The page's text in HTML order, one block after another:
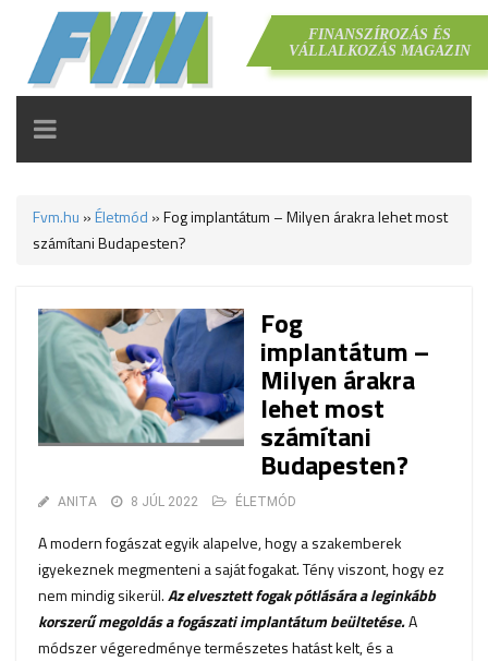
FINANSZÍROZÁS ÉS
VÁLLALKOZÁS MAGAZIN
TOGGLE
NAVIGATION
Fvm.hu » Életmód »Fog implantátum – Milyen árakra lehet most
számítani Budapesten?
Fog
implantátum –
Milyen árakra
lehet most
számítani
Budapesten?
ANITA 8 JÚL 2022 ÉLETMÓD
A modern fogászat egyik alapelve, hogy a szakemberek
igyekeznek megmenteni a saját fogakat. Tény viszont, hogy ez
nem mindig sikerül.Az elvesztett fogak pótlására a leginkább
korszerű megoldás a fogászati implantátum beültetése.A
módszer végeredménye természetes hatást kelt, és a